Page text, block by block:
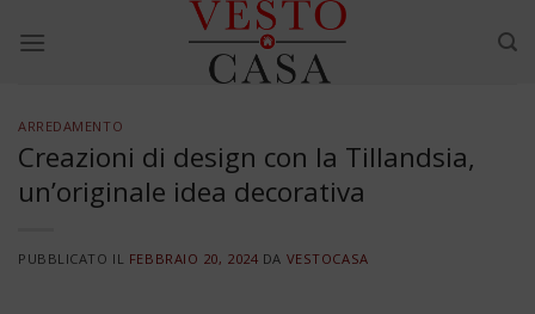
ARREDAMENTO
Creazioni di design con la Tillandsia,
un’originale idea decorativa
PUBBLICATO IL FEBBRAIO 20, 2024 DA VESTOCASA